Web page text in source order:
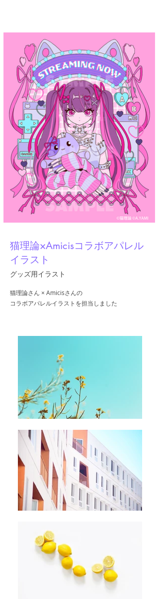
猫理論×Amicisコラボアパレル
イラスト
グッズ用イラスト
猫理論さん × Amicisさんの
コラボアパレルイラストを担当しました